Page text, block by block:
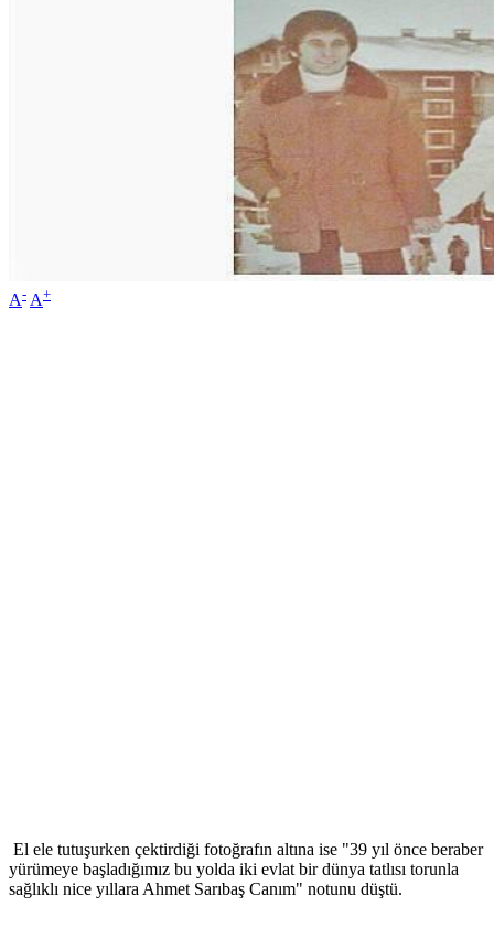
A- A+
El ele tutuşurken çektirdiği fotoğrafın altına ise "39 yıl önce beraber
yürümeye başladığımız bu yolda iki evlat bir dünya tatlısı torunla
sağlıklı nice yıllara Ahmet Sarıbaş Canım" notunu düştü.